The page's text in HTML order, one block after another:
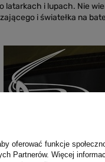
i lupach. Nie
i światełka na
oferować funkcje
Partnerów. Więcej